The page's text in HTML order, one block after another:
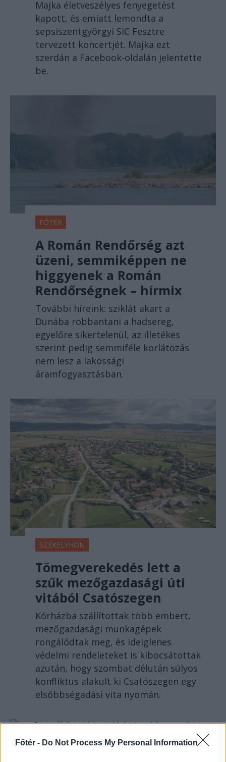
Főtér - Do Not Process My Personal Information
Majka életveszélyes fenyegetést
kapott, és emiatt lemondta a
sepsiszentgyörgyi SIC Fesztre
tervezett koncertjét. Majka ezt
szerdán a Facebook-oldalán jelentette
be.
FŐTÉR
A Román Rendőrség azt
üzeni, semmiképpen ne
higgyenek a Román
Rendőrségnek – hírmix
További híreink: sziklát akart a
Dunába robbantani a hadsereg,
egyelőre sikertelenül, az illetékes
szerint pedig semmiféle korlátozás
nem lesz a lakossági
áramfogyasztásban.
SZÉKELYHON
Tömegverekedés lett a
szűk mezőgazdasági úti
vitából Csatószegen
Kórházba szállítottak több embert,
mezőgazdasági munkagépek
rongálódtak meg, és ideiglenes
védelmi rendeleteket is kibocsátottak
azután, hogy szombat délután súlyos
konfliktus alakult ki Csatószegen egy
elsőbbségadási vita nyomán.